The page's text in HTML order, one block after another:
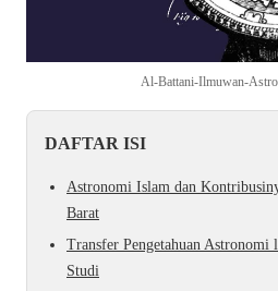
Al-Battani-Ilmuwan-
DAFTAR ISI
Astronomi Islam dan
Barat
Transfer Pengetahuan Astronomi
Studi